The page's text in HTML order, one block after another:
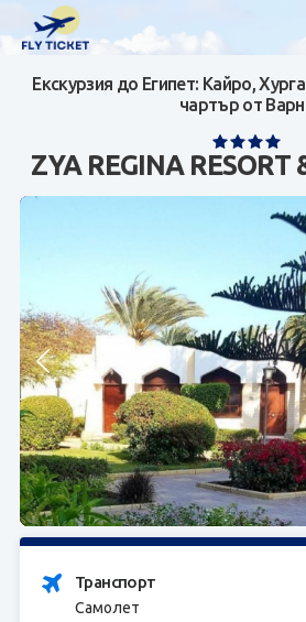
Почивки от Варна
Почивки от София/
Визи
Контакти
За нас
ЗАПИТВАНЕ
Екскурзия до Египет: Кайро,
чартър от
ZYA REGINA RESORT
Транспорт
Самолет